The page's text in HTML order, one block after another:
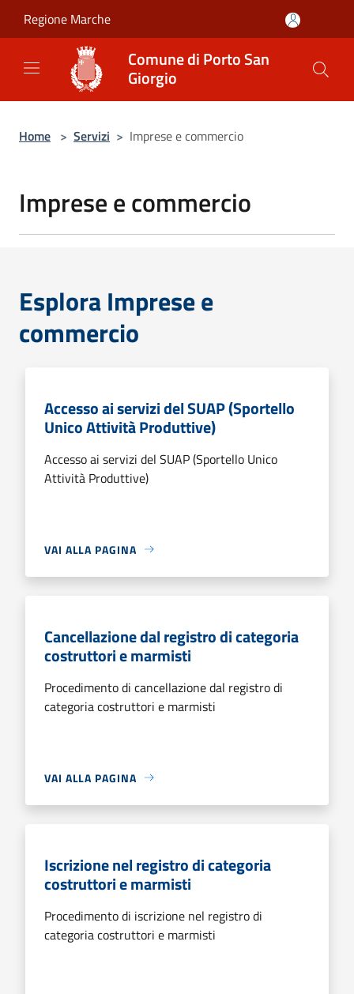
Regione Marche
Comune di Porto San
Giorgio
Home > Servizi > Imprese e commercio
Imprese e commercio
Esplora Imprese e
commercio
Accesso ai servizi del SUAP (Sportello
Unico Attività Produttive)
Accesso ai servizi del SUAP (Sportello Unico
Attività Produttive)
VAI ALLA PAGINA
Cancellazione dal registro di categoria
costruttori e marmisti
Procedimento di cancellazione dal registro di
categoria costruttori e marmisti
VAI ALLA PAGINA
Iscrizione nel registro di categoria
costruttori e marmisti
Procedimento di iscrizione nel registro di
categoria costruttori e marmisti